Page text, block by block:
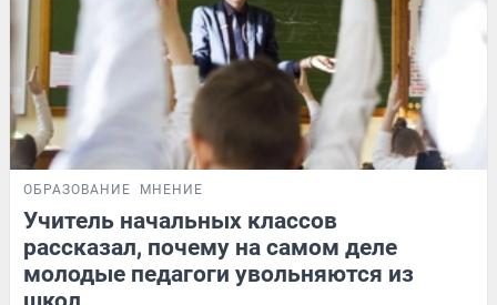
ОБРАЗОВАНИЕ МНЕНИЕ
Учитель начальных классов
рассказал, почему на самом деле
молодые педагоги увольняются из